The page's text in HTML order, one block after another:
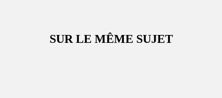
SUR LE MÊME SUJET